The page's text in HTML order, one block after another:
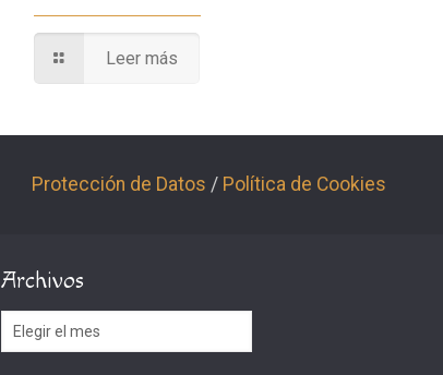
Leer más
Protección de Datos / Política de Cookies
Archivos
Archivos